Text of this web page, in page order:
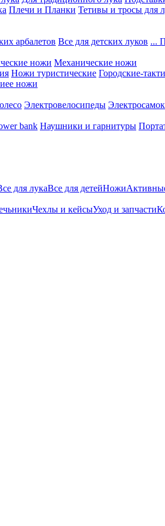
Плечи и Планки Тетивы и тросы для
арбалетов Все для детских луков ...
ножи Механические ножи
Ножи туристические Городские-
ножи
Электровелосипеды
bank Наушники и гарнитуры
для лукаВсе для детейНожи
Чехлы и кейсыУход и запчасти